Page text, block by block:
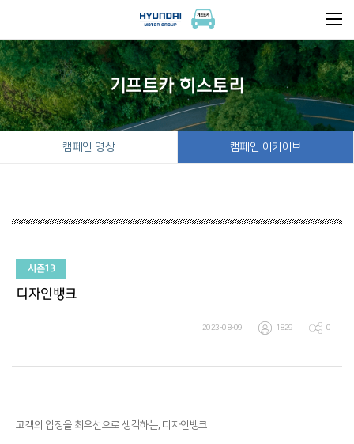
기프트카 히스토리
캠페인 영상 캠페인 아카이브
시즌13
디자인뱅크
2023-08-09 1829 0
고객의 입장을 최우선으로 생각하는, 디자인뱅크